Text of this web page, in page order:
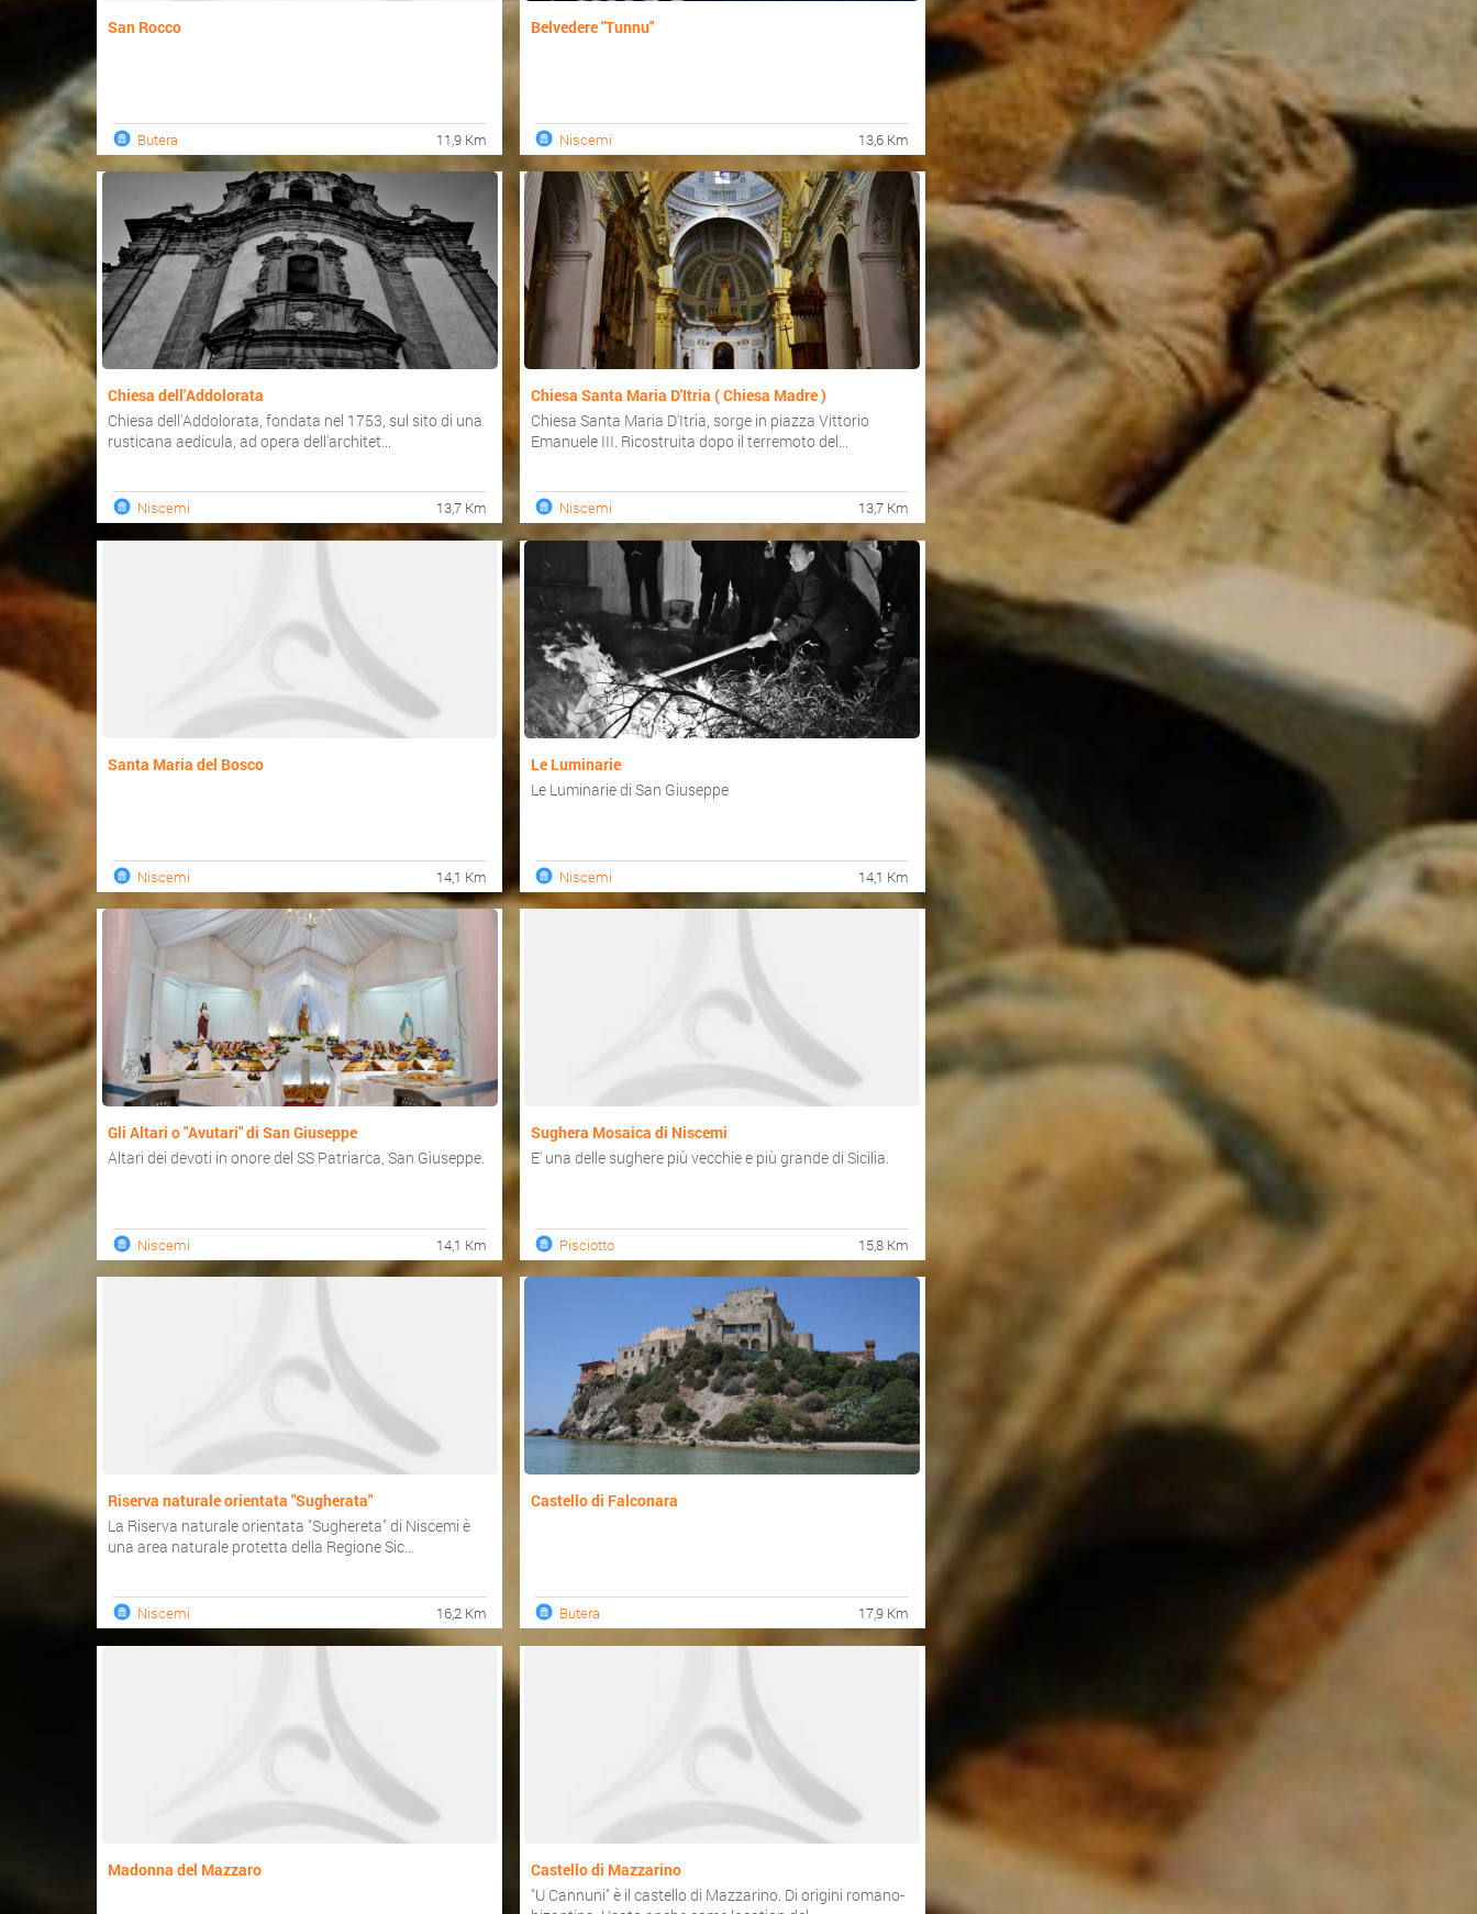
San Rocco
Butera 11,9 Km
Belvedere "Tunnu"
Niscemi 13,6 Km
Chiesa dell'Addolorata
Chiesa dell'Addolorata, fondata nel 1753, sul sito di una
rusticana aedicula, ad opera dell'architet...
Niscemi 13,7 Km
Chiesa Santa Maria D'Itria ( Chiesa Madre )
Chiesa Santa Maria D'Itria, sorge in piazza Vittorio
Emanuele III. Ricostruita dopo il terremoto del...
Niscemi 13,7 Km
Santa Maria del Bosco
Niscemi 14,1 Km
Le Luminarie
Le Luminarie di San Giuseppe
Niscemi 14,1 Km
Gli Altari o "Avutari" di San Giuseppe
Altari dei devoti in onore del SS Patriarca, San Giuseppe.
Niscemi 14,1 Km
Sughera Mosaica di Niscemi
E' una delle sughere più vecchie e più grande di Sicilia.
Pisciotto 15,8 Km
Riserva naturale orientata "Sugherata"
La Riserva naturale orientata "Sughereta" di Niscemi è
una area naturale protetta della Regione Sic...
Niscemi 16,2 Km
Castello di Falconara
Butera 17,9 Km
Madonna del Mazzaro
Castello di Mazzarino
"U Cannuni" è il castello di Mazzarino. Di origini romano-